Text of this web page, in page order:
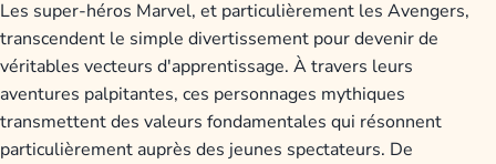
Les super-héros Marvel, et particulièrement les Avengers,
transcendent le simple divertissement pour devenir de
véritables vecteurs d'apprentissage. À travers leurs
aventures palpitantes, ces personnages mythiques
transmettent des valeurs fondamentales qui résonnent
particulièrement auprès des jeunes spectateurs. De